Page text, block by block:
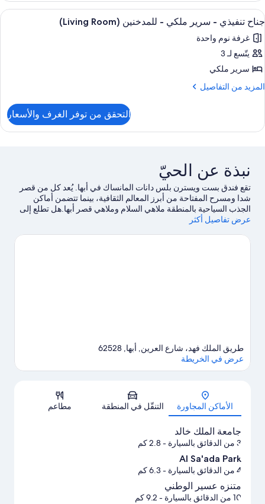
للمدخنين
(Larger
Room)
سوبيريور
-
سريران
فرديان
منفصلان
للمدخنين
(Larger
Room)
استعراض
جميع
صور
جناح
تنفيذي
-
-
Room)
4
جناح تنفيذي - سرير ملكي - للمدخنين (Living Room)
غرفة نوم واحدة
يتّسع لـ 3
سرير ملكي
المزيد من التفاصيل
المزيد
جناح
ملكي
للمدخنين
(Living
Room)
التحقق من توفر الغرف والأسعار
نبذة عن الحيّ
تقع فندق بست ويسترن بلس دانات المانساك في أبها. يُعد كل من قصر
شدا ومسرح المفتاحة من أبرز المعالم الثقافية، بينما تتضمن أماكن
الجذب السياحية بالمنطقة ملاهي السلام وملاهي قصر أبها.هل تطلع إلى
الاستمتاع بحضور حدث أو مباراة في أثناء تواجدك في المدينة؟ احظ
العزيز.
عرض تفاصيل أكثر
الخريطة
طريق الملك فهد، شارع العرين, أبها, 62528
عرض في الخريطة
الأماكن المجاورة التنقّل في المنطقة مطاعم
جامعة الملك خالد
3 من الدقائق بالسيارة - 2.8 كم
Al Sa'ada Park
4 من الدقائق بالسيارة - 6.3 كم
متنزه عسير الوطني
10 من الدقائق بالسيارة - 9.2 كم